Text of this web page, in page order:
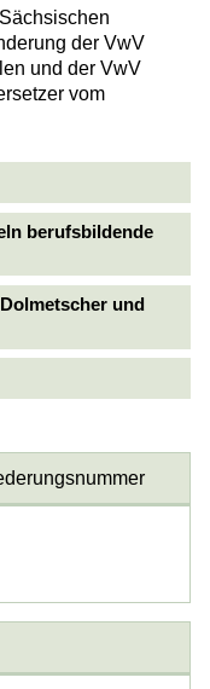
der VwV
und der VwV
vom
berufsbildende
und